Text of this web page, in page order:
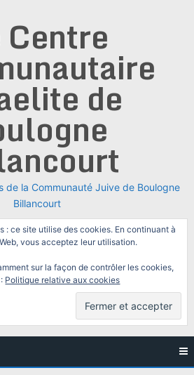
Centre
de
de la Communauté Juive de Boulogne
Billancourt
: ce site utilise des cookies. En continuant à
vous acceptez leur utilisation.
sur la façon de contrôler les cookies,
Politique relative aux cookies